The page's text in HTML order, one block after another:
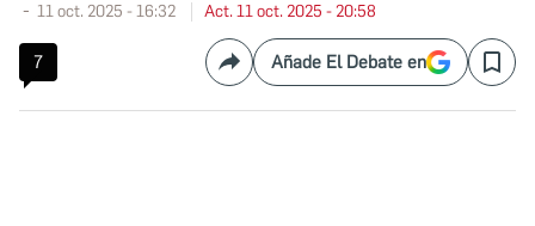
11 oct. 2025 - 16:32 Act. 11 oct. 2025 - 20:58
7 CompartirAñade El Debate en Save